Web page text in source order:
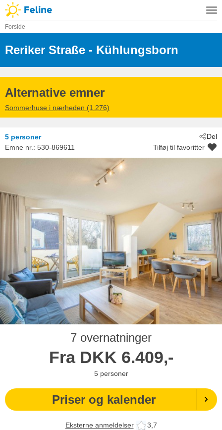
Forside
Reriker Straße
- 18225
- Kühlungsborn
Alternative emner
Sommerhuse i nærheden (1.276)
Del
5 personer
Emne nr.: 530-869611 Tilføj til favoritter
7 overnatninger
Fra DKK 6.409,-
5 personer
Priser og kalender
Eksterne anmeldelser 3,7